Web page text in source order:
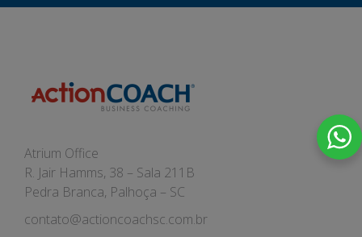
Atrium Office
R. Jair Hamms, 38 – Sala 211B
Pedra Branca, Palhoça – SC
contato@actioncoachsc.com.br